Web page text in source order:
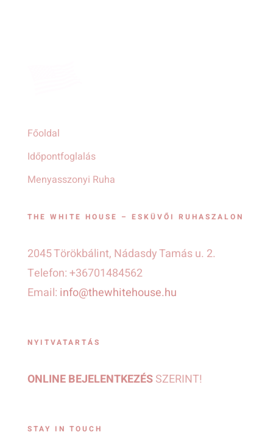
Főoldal
Időpontfoglalás
Menyasszonyi Ruha
THE WHITE HOUSE – ESKÜVŐI RUHASZALON
2045 Törökbálint, Nádasdy Tamás u. 2.
Telefon: +36701484562
Email: info@thewhitehouse.hu
NYITVATARTÁS
ONLINE BEJELENTKEZÉSSZERINT!
STAY IN TOUCH